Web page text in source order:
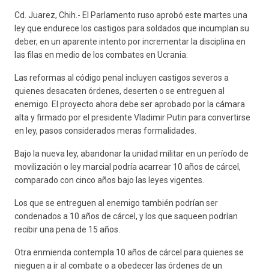
Cd. Juarez, Chih.- El Parlamento ruso aprobó este martes una
ley que endurece los castigos para soldados que incumplan su
deber, en un aparente intento por incrementar la disciplina en
las filas en medio de los combates en Ucrania.
Las reformas al código penal incluyen castigos severos a
quienes desacaten órdenes, deserten o se entreguen al
enemigo. El proyecto ahora debe ser aprobado por la cámara
alta y firmado por el presidente Vladimir Putin para convertirse
en ley, pasos considerados meras formalidades.
Bajo la nueva ley, abandonar la unidad militar en un período de
movilización o ley marcial podría acarrear 10 años de cárcel,
comparado con cinco años bajo las leyes vigentes.
Los que se entreguen al enemigo también podrían ser
condenados a 10 años de cárcel, y los que saqueen podrían
recibir una pena de 15 años.
Otra enmienda contempla 10 años de cárcel para quienes se
nieguen a ir al combate o a obedecer las órdenes de un